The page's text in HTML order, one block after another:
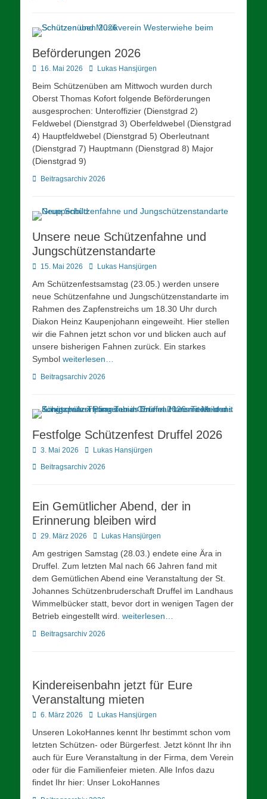
Beförderungen 2026
Posted
16. Mai 2026 AutorLukas Hansjürgen
Beim Schützenüben am Mittwoch wurden durch
Oberst Thomas Kofort folgende Beförderungen
ausgesprochen: Unteroffizier (Dienstgrad 2)
Feldwebel (Dienstgrad 3) Oberfeldwebel (Dienstgrad
4) Hauptfeldwebel (Dienstgrad 5) Oberleutnant
(Dienstgrad 7) Hauptmann (Dienstgrad 8) Major
(Dienstgrad 9)
Kategorien
Beitragsarchiv 2026
Unsere neue Schützenfahne und
Jungschützenstandarte
Posted
15. Mai 2026 AutorLukas Hansjürgen
Am Schützenfestsamstag (23.05.) werden unsere
neue Schützenfahne und Jungschützenstandarte im
Rahmen des Zapfenstreichs um 18.30 Uhr durch
Diakon Heinz Kaupenjohann eingeweiht. Hier stellen
wir die Fahnen jetzt schon vor und blicken auch auf
unsere bisherigen Fahnen zurück. Ein starkes
Symbol weiterlesen…
Kategorien
Beitragsarchiv 2026
Festfolge Schützenfest Druffel 2026
Posted
3. Mai 2026 AutorLukas Hansjürgen
Kategorien
Beitragsarchiv 2026
Ein Gemütlicher Abend, der in
Erinnerung bleiben wird
Posted
29. März 2026 AutorLukas Hansjürgen
Am gestrigen Samstag (28.03.) endete eine Ära in
Druffel. Zum letzten Mal nach 66 Jahren fand mit
dem Gemütlichen Abend eine Veranstaltung der St.
Johannes Schützenbruderschaft Druffel im Landhaus
Wimmelbücker statt, bevor dort in wenigen Tagen der
Betrieb eingestellt wird. weiterlesen…
Kategorien
Beitragsarchiv 2026
Kindereisenbahn jetzt für Eure
Veranstaltung mieten
Posted
6. März 2026 AutorLukas Hansjürgen
Unseren LokoHannes kennt Ihr bestimmt schon vom
letzten Schützen- oder Bürgerfest. Jetzt könnt Ihr ihn
auch für Eure Veranstaltung in der Firma, dem Verein
oder für die Familienfeier mieten. Alle Infos dazu
findet Ihr hier: Unser LokoHannes